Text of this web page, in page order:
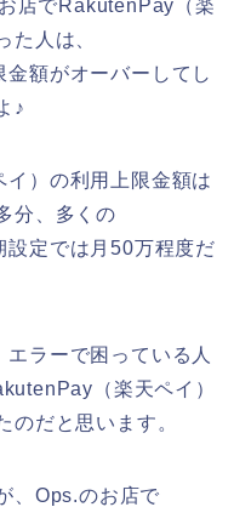
店でRakutenPay（楽
た人は、
額がオーバーしてし
♪
）の利用上限金額は
分、多くの
定では月50万程度だ
ラーで困っている人
（楽天ペイ）
のだと思います。
、Ops.のお店で